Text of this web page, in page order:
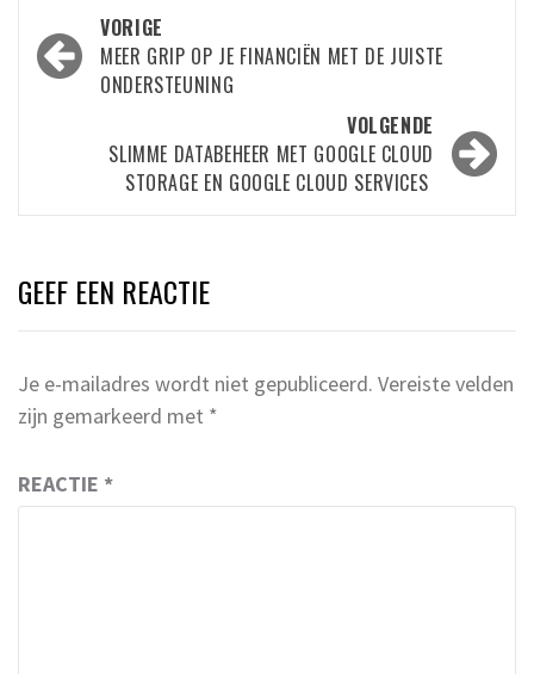
Bericht
navigatie
VORIGE
MEER GRIP OP JE FINANCIËN MET DE JUISTE
ONDERSTEUNING
VOLGENDE
SLIMME DATABEHEER MET GOOGLE CLOUD
STORAGE EN GOOGLE CLOUD SERVICES
GEEF EEN REACTIE
Je e-mailadres wordt niet gepubliceerd. Vereiste velden
zijn gemarkeerd met *
REACTIE *